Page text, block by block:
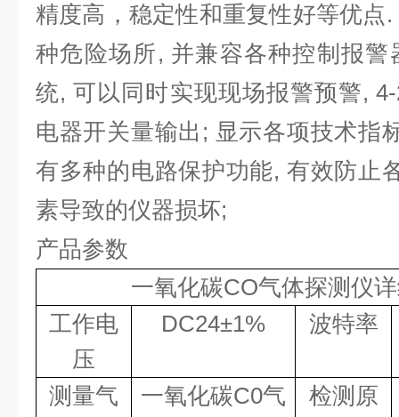
精度高，稳定性和重复性好等优点
种危险场所, 并兼容各种控制报警
统, 可以同时实现现场报警预警,
电器开关量输出; 显示各项技术指
有多种的电路保护功能, 有效防止
素导致的仪器损坏;
产品参数
一氧化碳CO气体探测仪
工作电
压
DC24±1% 波特率
测量气
一氧化碳C0气
检测原